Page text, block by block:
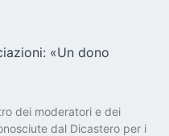
«Un dono
dei moderatori e dei
dal Dicastero per i